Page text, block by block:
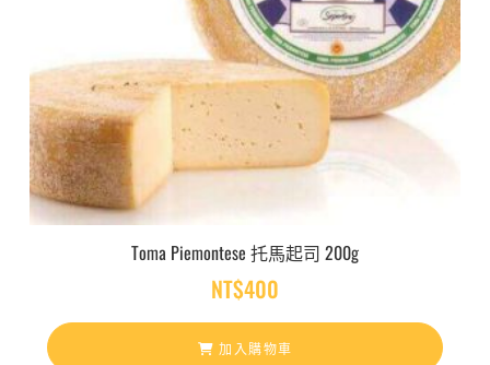
Toma Piemontese 托馬起司 200g
NT$400
加入購物車